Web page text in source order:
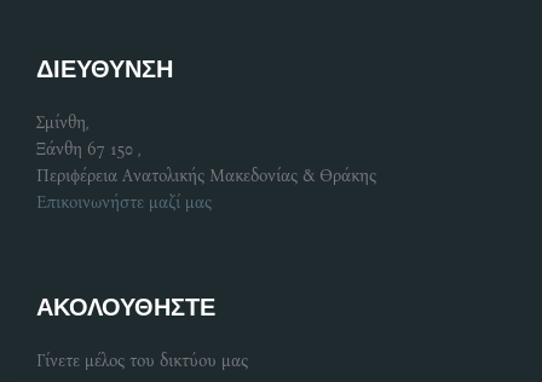
ΔΙΕΥΘΥΝΣΗ
Σμίνθη,
Ξάνθη 67 150 ,
Περιφέρεια Ανατολικής Μακεδονίας & Θράκης
Επικοινωνήστε μαζί μας
ΑΚΟΛΟΥΘΗΣΤΕ
Γίνετε μέλος του δικτύου μας